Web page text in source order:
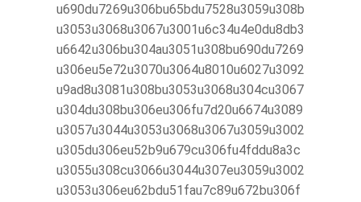
u690du7269u306bu65bdu7528u3059u308b
u3053u3068u3067u3001u6c34u4e0du8db3
u6642u306bu304au3051u308bu690du7269
u306eu5e72u3070u3064u8010u6027u3092
u9ad8u3081u308bu3053u3068u304cu3067
u304du308bu306eu306fu7d20u6674u3089
u3057u3044u3053u3068u3067u3059u3002
u305du306eu52b9u679cu306fu4fddu8a3c
u3055u308cu3066u3044u307eu3059u3002
u3053u306eu62bdu51fau7c89u672bu306f